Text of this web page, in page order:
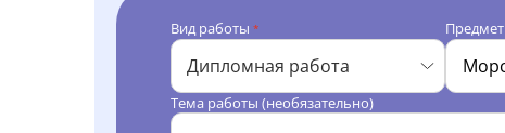
Вид работы *
Дипломная работа
Предмет
Тема работы (необязательно)